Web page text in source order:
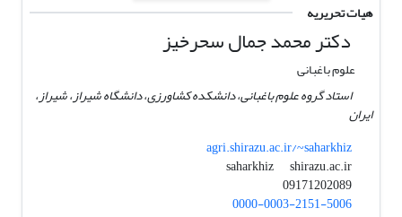
هیات تحریریه
دکتر محمد جمال سحرخیز
علوم باغبانی
استاد گروه علوم باغبانی، دانشکده کشاورزی، دانشگاه شیراز، شیراز،
ایران
agri.shirazu.ac.ir/~saharkhiz
saharkhiz
shirazu.ac.ir
09171202089
0000-0003-2151-5006